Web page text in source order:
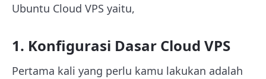
Ubuntu Cloud VPS yaitu,
1. Konfigurasi Dasar Cloud VPS
Pertama kali yang perlu kamu lakukan adalah